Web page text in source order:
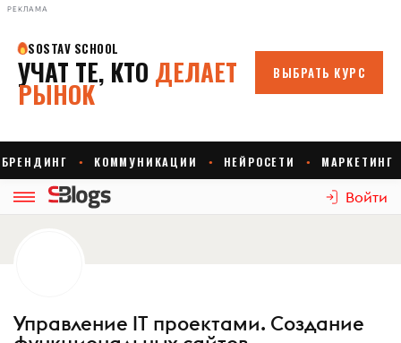
РЕКЛАМА
Войти
Управление IT проектами. Создание